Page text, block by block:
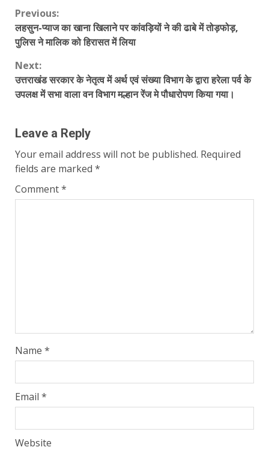
Continue
Reading
Previous:
लहसुन-प्याज का खाना खिलाने पर कांवड़ियों ने की ढाबे में तोड़फोड़,
पुलिस ने मालिक को हिरासत में लिया
Next:
उत्तराखंड सरकार के नेतृत्व में अर्थ एवं संख्या विभाग के द्वारा हरेला पर्व के
उपलक्ष में सभा वाला वन विभाग मल्हान रेंज मे पौधारोपण किया गया।
Leave a Reply
Your email address will not be published. Required
fields are marked *
Comment*
Name *
Email *
Website